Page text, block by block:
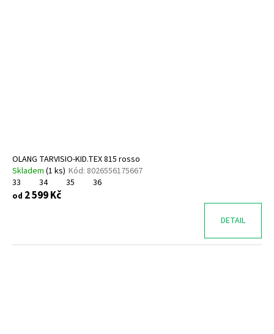
OLANG TARVISIO-KID.TEX 815 rosso
Skladem (1 ks) Kód: 8026556175667
33
34 35 36
od 2 599 Kč
DETAIL